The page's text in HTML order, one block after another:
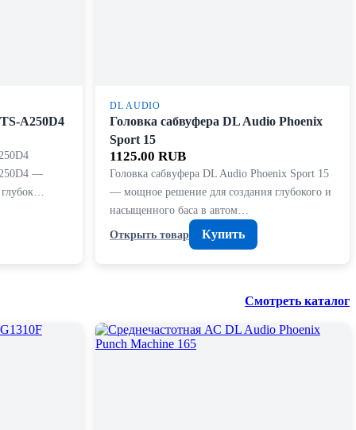
A250D4
—
DL AUDIO
Головка сабвуфера DL Audio Phoenix
Sport 15
1125.00 RUB
Головка сабвуфера DL Audio Phoenix Sport 15
— мощное решение для создания глубокого и
насыщенного баса в автом…
Открыть товар
Купить
Смотреть каталог